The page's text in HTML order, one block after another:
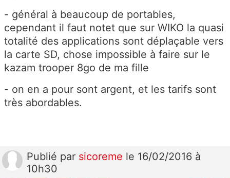
- général à beaucoup de portables,
cependant il faut notet que sur WIKO la quasi
totalité des applications sont déplaçable vers
la carte SD, chose impossible à faire sur le
kazam trooper 8go de ma fille
- on en a pour sont argent, et les tarifs sont
très abordables.
Publié par sicoreme le 16/02/2016 à
10h30